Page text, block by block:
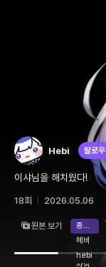
Hebi 팔로우
이샤님을 해치웠다!
18회 2026.05.06
원본 보기
종합게임
헤비
hebi
머찐
사람